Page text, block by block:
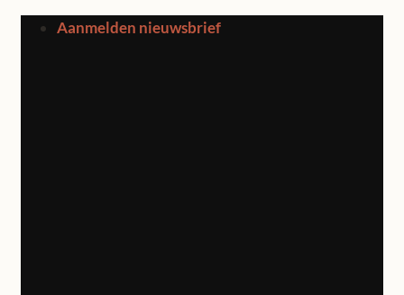
Aanmelden nieuwsbrief